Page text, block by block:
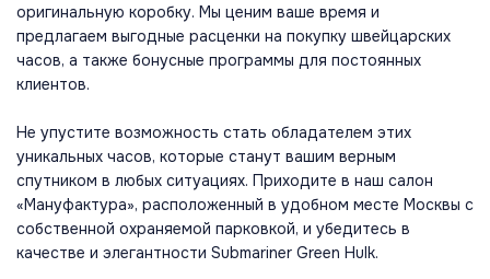
оригинальную коробку. Мы ценим ваше время и
предлагаем выгодные расценки на покупку швейцарских
часов, а также бонусные программы для постоянных
клиентов.
Не упустите возможность стать обладателем этих
уникальных часов, которые станут вашим верным
спутником в любых ситуациях. Приходите в наш салон
«Мануфактура», расположенный в удобном месте Москвы с
собственной охраняемой парковкой, и убедитесь в
качестве и элегантности Submariner Green Hulk.